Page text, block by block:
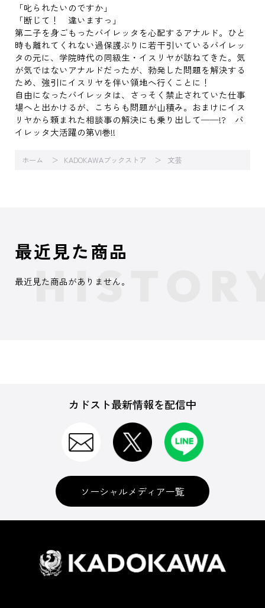
「叱られたいのですか」
「断じて！ 違いますっ」
第二子を身ごもったバイレッタを心配するアナルド。ひと
時も離れてくれない過保護ぶりに若干引いているバイレッ
タの元に、学院時代の同級生・イスリヤが訪ねてきた。気
が気ではないアナルドだったが、勃発した問題を解決する
ため、強引にイスリヤを伴い領地へ行くことに！
自由になったバイレッタは、さっそく禁止されていた仕事
場へと出かけるが、こちらも問題が山積み。おまけにイス
リヤから頼まれた相談事の解決にも乗り出して──!? バ
イレッタ大活躍の第VI巻!!
ホーム KADOKAWAブックストア 文芸
最近見た商品
最近見た商品がありません。
カドスト最新情報を配信中
ソーシャルメディア一覧